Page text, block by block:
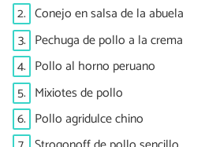
2. Conejo en salsa de la abuela
3. Pechuga de pollo a la crema
4. Pollo al horno peruano
5. Mixiotes de pollo
6. Pollo agridulce chino